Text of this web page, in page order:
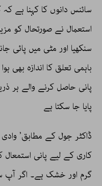
سائنس دانوں کا کہنا ہے
استعمال نے صورتحال کو
سنکھیا اور مٹی میں پائی
باہمی تعلق کا اندازہ بھی
پانی حاصل کرنے والے ہر
پایا جا سکتا ہے
ڈاکٹر جول کے مطابق’
کاری کے لیے پانی استمعال
گرم اور خشک ہے۔ اگر آپ